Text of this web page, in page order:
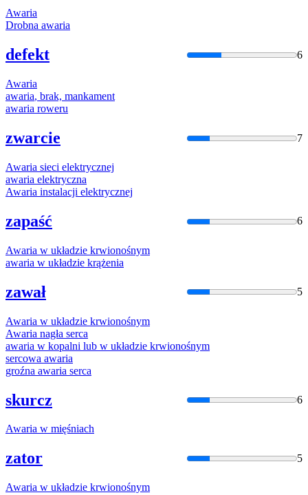
Awaria
Drobna awaria
defekt 6
Awaria
awaria, brak, mankament
awaria roweru
zwarcie 7
Awaria sieci elektrycznej
awaria elektryczna
Awaria instalacji elektrycznej
zapaść 6
Awaria w układzie krwionośnym
awaria w układzie krążenia
zawał 5
Awaria w układzie krwionośnym
Awaria nagła serca
awaria w kopalni lub w układzie krwionośnym
sercowa awaria
groźna awaria serca
skurcz 6
Awaria w mięśniach
zator 5
Awaria w układzie krwionośnym